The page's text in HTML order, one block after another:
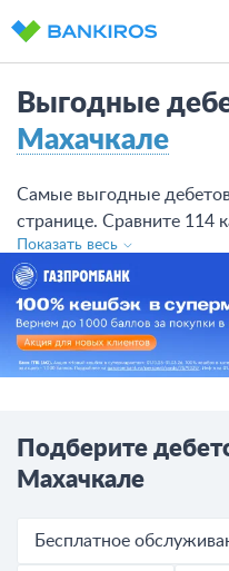
Выгодные
Махачкале
Самые выгодные
странице. Сравните 114
процентами в Махачкале
Показать весь
Подберите
Махачкале
Бесплатное